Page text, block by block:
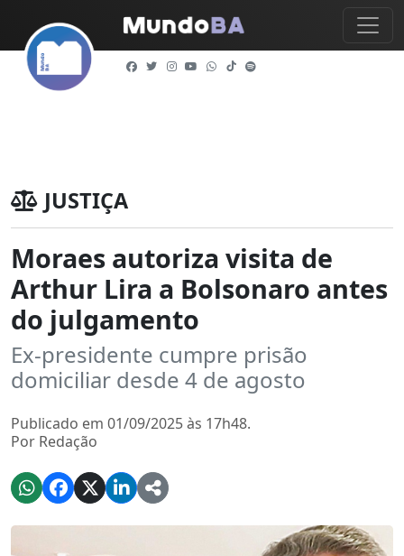
JUSTIÇA
Moraes autoriza visita de
Arthur Lira a Bolsonaro antes
do julgamento
Ex-presidente cumpre prisão
domiciliar desde 4 de agosto
Publicado em 01/09/2025 às 17h48.
Por Redação